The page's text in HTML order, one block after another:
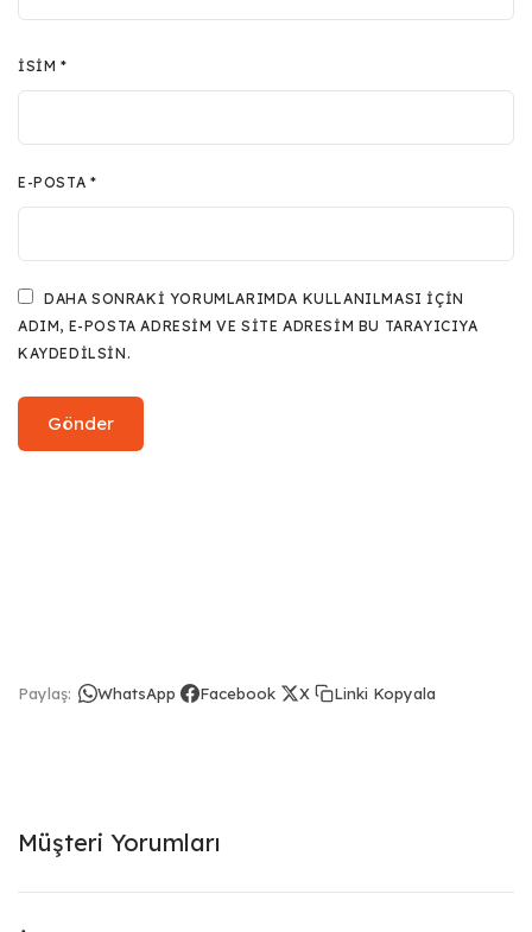
İSIM*
E-POSTA *
DAHA SONRAKI YORUMLARIMDA KULLANILMASI IÇIN
ADIM, E-POSTA ADRESIM VE SITE ADRESIM BU TARAYICIYA
KAYDEDILSIN.
Paylaş: WhatsApp Facebook X Linki Kopyala
Müşteri Yorumları